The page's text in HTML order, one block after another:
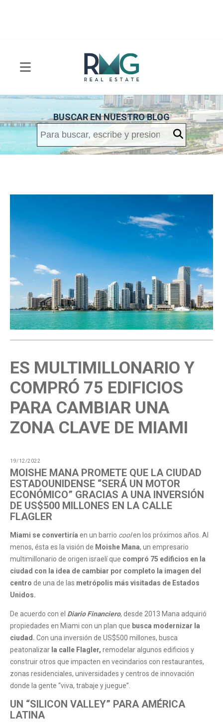
BUSCAR EN NUESTRO BLOG
ES MULTIMILLONARIO Y
COMPRÓ 75 EDIFICIOS
PARA CAMBIAR UNA
ZONA CLAVE DE MIAMI
19/12/2022
MOISHE MANA PROMETE QUE LA CIUDAD
ESTADOUNIDENSE “SERÁ UN MOTOR
ECONÓMICO” GRACIAS A UNA INVERSIÓN
DE US$500 MILLONES EN LA CALLE
FLAGLER
Miami se convertiría en un barrio coolen los próximos años. Al
menos, ésta es la visión de Moishe Mana, un empresario
multimillonario de origen israelí que compró 75 edificios en la
ciudad con la idea de cambiar por completo la imagen del
centro de una de las metrópolis más visitadas de Estados
Unidos.
De acuerdo con el Diario Financiero, desde 2013 Mana adquirió
propiedades en Miami con un plan que busca modernizar la
ciudad. Con una inversión de US$500 millones, busca
peatonalizar la calle Flagler, remodelar algunos edificios y
construir otros que impacten en vecindarios con restaurantes,
zonas residenciales, universidades y centros de innovación
donde la gente “viva, trabaje y juegue”.
UN “SILICON VALLEY” PARA AMÉRICA
LATINA